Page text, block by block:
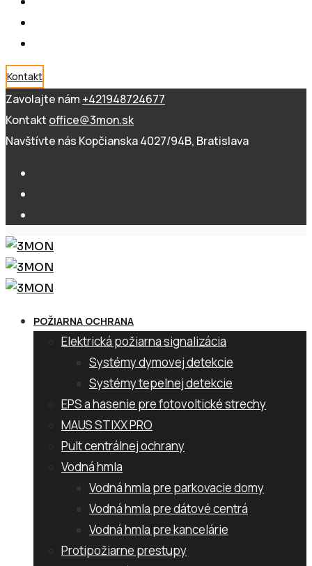
Kontakt
Zavolajte nám +421948724677
Kontakt office@3mon.sk
Navštívte nás Kopčianska 4027/94B, Bratislava
POŽIARNA OCHRANA
Elektrická požiarna signalizácia
Systémy dymovej detekcie
Systémy tepelnej detekcie
EPS a hasenie pre fotovoltické strechy
MAUS STIXX PRO
Pult centrálnej ochrany
Vodná hmla
Vodná hmla pre parkovacie domy
Vodná hmla pre dátové centrá
Vodná hmla pre kancelárie
Protipožiarne prestupy